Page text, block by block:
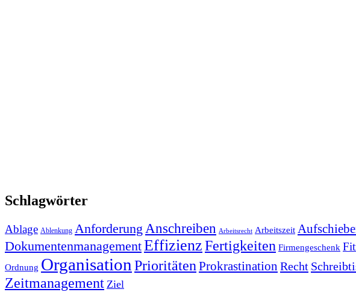
Schlagwörter
Ablage Ablenkung Anforderung Anschreiben Arbeitsrecht Arbeitszeit
DokumentenmanagementEffizienzFertigkeiten Firmengeschenk
Ordnung Organisation Prioritäten Prokrastination Recht
Zeitmanagement Ziel